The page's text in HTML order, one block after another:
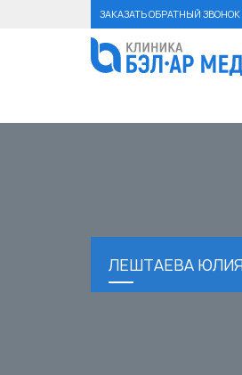
ЗАКАЗАТЬ ОБРАТНЫЙ ЗВОНОК
ЛЕШТАЕВА